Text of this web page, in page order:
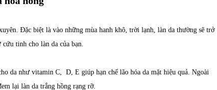
Đặc biệt là vào những mùa hanh khô, trời lạnh, làn da thường sẽ trở
tinh cho làn da của bạn.
da như vitamin C, D, E giúp hạn chế lão hóa da mặt hiệu quả. Ngoài
lại làn da trắng hồng rạng rỡ.